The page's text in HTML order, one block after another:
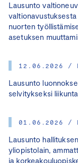
Lausunto
nuorten
asetuksen
12.06.2026 /
Lausunto
selvitykseksi
01.06.2026 /
Lausunto
yliopistolain,
ja